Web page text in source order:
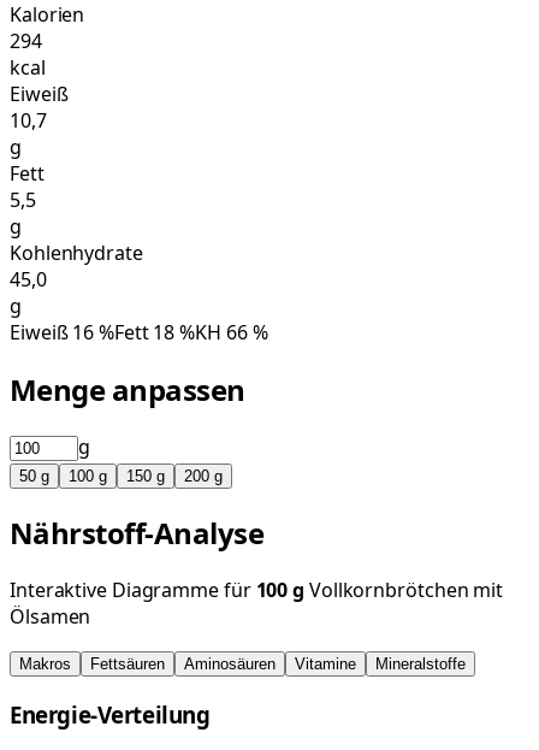
Kalorien
294
kcal
Eiweiß
10,7
g
Fett
5,5
g
Kohlenhydrate
45,0
g
Eiweiß16%Fett18%KH 66%
Menge anpassen
g
50 g 100 g 150 g 200 g
Nährstoff-Analyse
Interaktive Diagramme für 100g Vollkornbrötchen mit
Ölsamen
Makros Fettsäuren Aminosäuren Vitamine Mineralstoffe
Energie-Verteilung